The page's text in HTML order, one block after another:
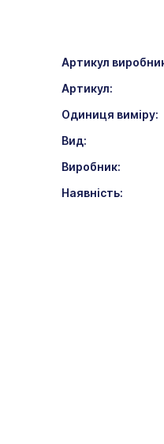
Артикул
Артикул:
Одиниця виміру:
Вид:
Виробник:
Наявність: